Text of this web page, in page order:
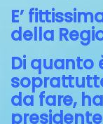
E’
della
Di quanto
da fare,